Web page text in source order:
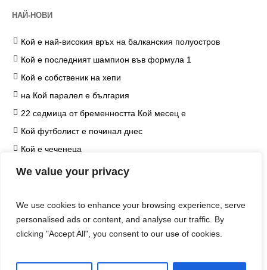
We value your privacy
We use cookies to enhance your browsing experience, serve
personalised ads or content, and analyse our traffic. By
clicking "Accept All", you consent to our use of cookies.
НАЙ-НОВИ
Кой е най-високия връх на балканския полуостров
Кой е последният шампион във формула 1
Кой е собственик на хепи
на Кой паралел е българия
22 седмица от бременността Кой месец е
Кой футболист е починал днес
Кой е чеченеца
на Кой козметичен продукт чърчил не е наложил
ограничение
Кой е хитлер